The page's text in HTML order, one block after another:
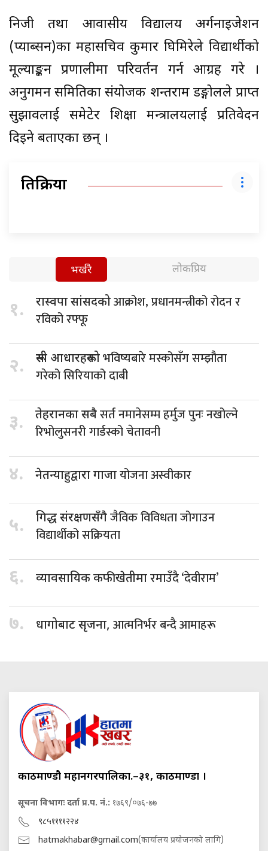
निजी तथा आवासीय विद्यालय अर्गनाइजेशन
(प्याब्सन)का महासचिव कुमार घिमिरेले विद्यार्थीको
मूल्याङ्कन प्रणालीमा परिवर्तन गर्न आग्रह गरे ।
अनुगमन समितिका संयोजक शन्तराम डङ्गोलले प्राप्त
सुझावलाई समेटेर शिक्षा मन्त्रालयलाई प्रतिवेदन
दिइने बताएका छन् ।
प्रतिक्रिया
भर्खरै लोकप्रिय
१. रास्वपा सांसदकोआक्रोश, प्रधानमन्त्रीको रोदन र
रविको रफ्फू
२. रूसी आधारहरूकोभविष्यबारे मस्कोसँग सम्झौता
गरेको सिरियाको दाबी
३. तेहरानका सबैसर्त नमानेसम्म हर्मुज पुनः नखोल्ने
रिभोलुसनरी गार्डस्को चेतावनी
४. नेतन्याहुद्वारा गाजायोजना अस्वीकार
५. गिद्ध संरक्षणसँगैजैविक विविधता जोगाउन
विद्यार्थीको सक्रियता
६. व्यावसायिक कफीखेतीमारमाउँदै ‘देवीराम’
७. धागोबाट सृजना, आत्मनिर्भर बन्दै आमाहरू
काठमाण्डौ महानगरपालिका.–३१, काठमाण्डौं ।
सूचना विभागः दर्ता प्र.प. नं.: १७६९/०७६-७७
९८५११११२२४
hatmakhabar@gmail.com(कार्यालय प्रयोजनको लागि)